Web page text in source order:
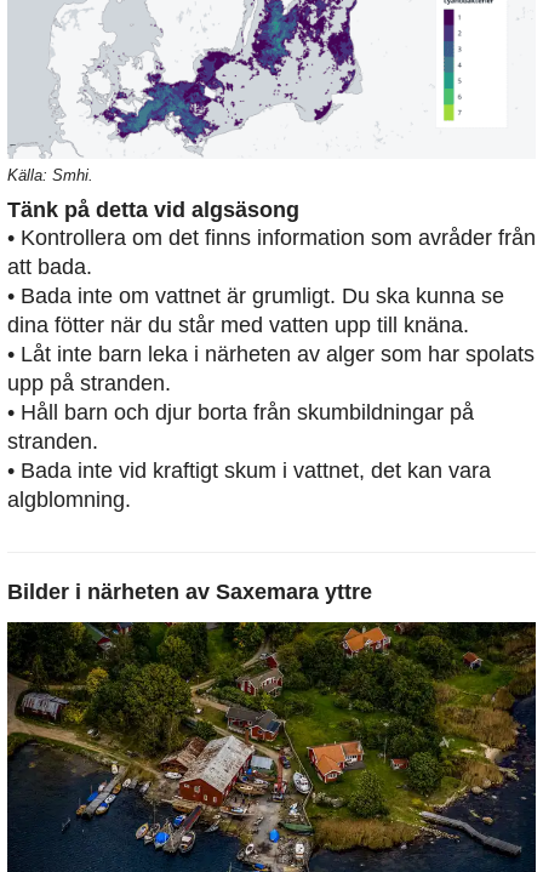
Källa: Smhi.
Tänk på detta vid algsäsong
• Kontrollera om det finns information som avråder från
att bada.
• Bada inte om vattnet är grumligt. Du ska kunna se
dina fötter när du står med vatten upp till knäna.
• Låt inte barn leka i närheten av alger som har spolats
upp på stranden.
• Håll barn och djur borta från skumbildningar på
stranden.
• Bada inte vid kraftigt skum i vattnet, det kan vara
algblomning.
Bilder i närheten av Saxemara yttre